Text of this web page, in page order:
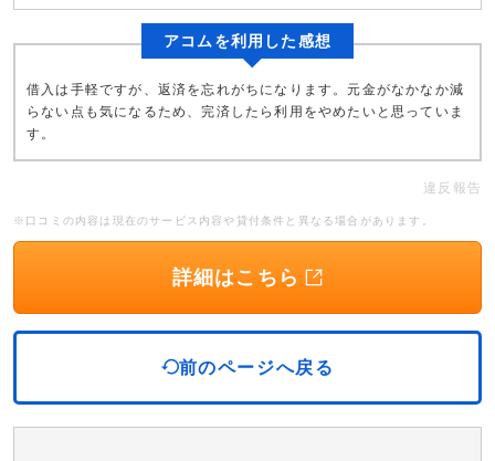
アコムを利用した感想
借入は手軽ですが、返済を忘れがちになります。元金がなかなか減
らない点も気になるため、完済したら利用をやめたいと思っていま
す。
違反報告
※口コミの内容は現在のサービス内容や貸付条件と異なる場合があります。
詳細はこちら
前のページへ戻る